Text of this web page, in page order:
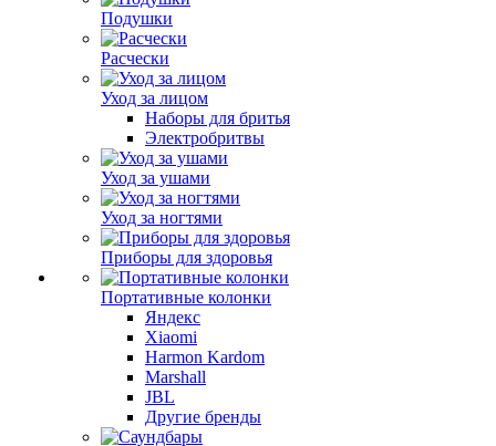
Подушки
Расчески
Уход за лицом
Наборы для бритья
Электробритвы
Уход за ушами
Уход за ногтями
Приборы для здоровья
Портативные колонки
Яндекс
Xiaomi
Harmon Kardom
Marshall
JBL
Другие бренды